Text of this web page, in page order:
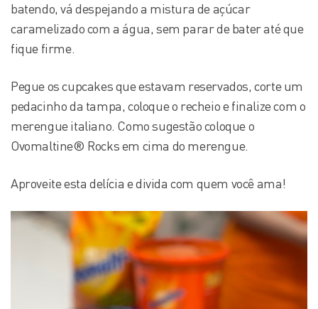
batendo, vá despejando a mistura de açúcar
caramelizado com a água, sem parar de bater até que
fique firme.
Pegue os cupcakes que estavam reservados, corte um
pedacinho da tampa, coloque o recheio e finalize com o
merengue italiano. Como sugestão coloque o
Ovomaltine® Rocks em cima do merengue.
Aproveite esta delícia e divida com quem você ama!